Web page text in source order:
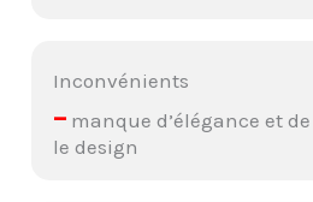
Inconvénients
– manque d’élégance et
le design